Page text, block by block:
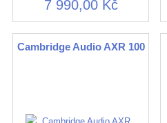
7 990,00 Kč
Cambridge Audio AXR 100